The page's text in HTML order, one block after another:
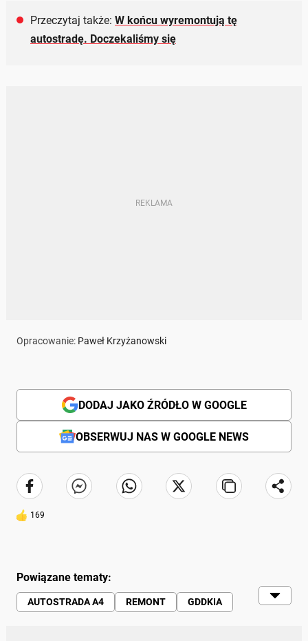
Przeczytaj także: W końcu wyremontują tę
autostradę. Doczekaliśmy się
Opracowanie: Paweł Krzyżanowski
DODAJ JAKO ŹRÓDŁO W GOOGLE
OBSERWUJ NAS W GOOGLE NEWS
169
Powiązane tematy:
AUTOSTRADA A4 REMONT
GDDKIA